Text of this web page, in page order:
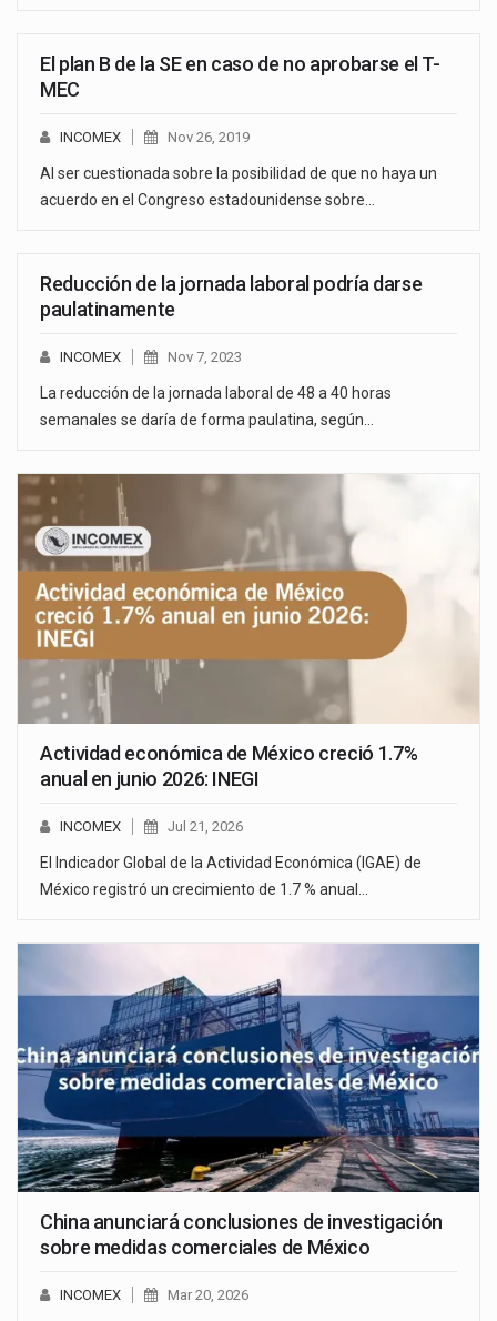
El plan B de la SE en caso de no aprobarse el T-
MEC
INCOMEX Nov 26, 2019
Al ser cuestionada sobre la posibilidad de que no haya un
acuerdo en el Congreso estadounidense sobre…
Reducción de la jornada laboral podría darse
paulatinamente
INCOMEX Nov 7, 2023
La reducción de la jornada laboral de 48 a 40 horas
semanales se daría de forma paulatina, según…
Actividad económica de México creció 1.7%
anual en junio 2026: INEGI
INCOMEX Jul 21, 2026
El Indicador Global de la Actividad Económica (IGAE) de
México registró un crecimiento de 1.7 % anual…
China anunciará conclusiones de investigación
sobre medidas comerciales de México
INCOMEX Mar 20, 2026